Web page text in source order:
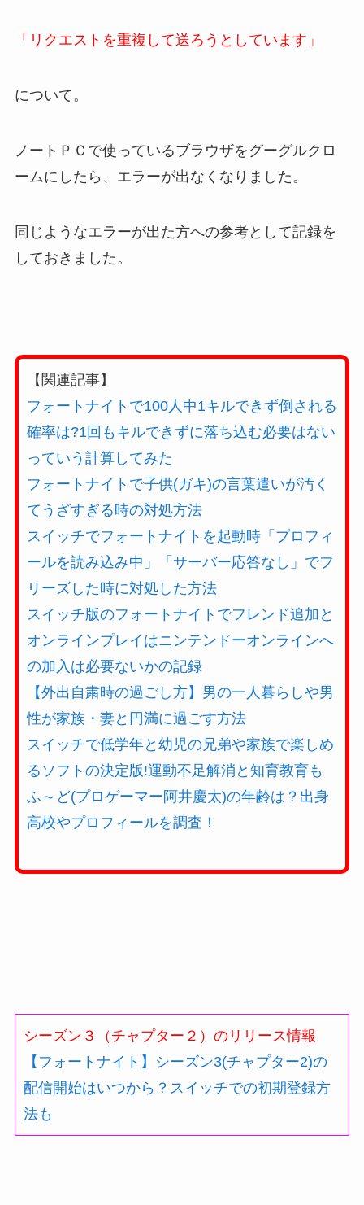
「リクエストを重複して送ろうとしています」
について。
ノートＰＣで使っているブラウザをグーグルクロ
ームにしたら、エラーが出なくなりました。
同じようなエラーが出た方への参考として記録を
しておきました。
【関連記事】
フォートナイトで100人中1キルできず倒される
確率は?1回もキルできずに落ち込む必要はない
っていう計算してみた
フォートナイトで子供(ガキ)の言葉遣いが汚く
てうざすぎる時の対処方法
スイッチでフォートナイトを起動時「プロフィ
ールを読み込み中」「サーバー応答なし」でフ
リーズした時に対処した方法
スイッチ版のフォートナイトでフレンド追加と
オンラインプレイはニンテンドーオンラインへ
の加入は必要ないかの記録
【外出自粛時の過ごし方】男の一人暮らしや男
性が家族・妻と円満に過ごす方法
スイッチで低学年と幼児の兄弟や家族で楽しめ
るソフトの決定版!運動不足解消と知育教育も
ふ～ど(プロゲーマー阿井慶太)の年齢は？出身
高校やプロフィールを調査！
シーズン３（チャプター２）のリリース情報
【フォートナイト】シーズン3(チャプター2)の
配信開始はいつから？スイッチでの初期登録方
法も